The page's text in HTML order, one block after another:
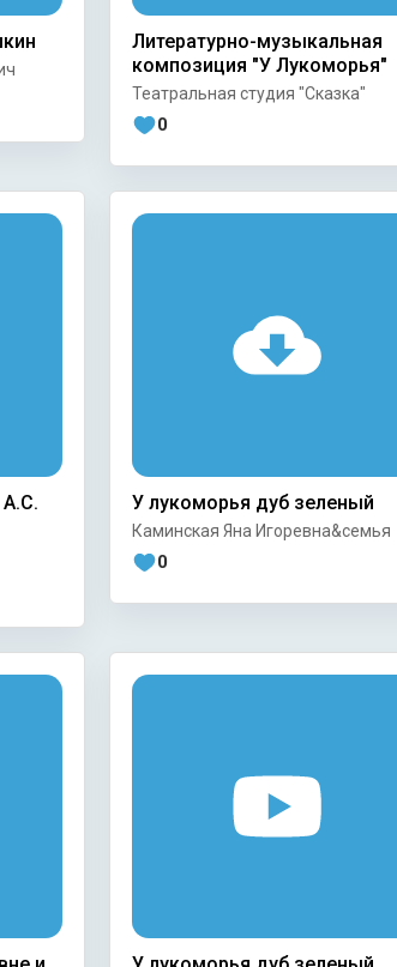
Литературно-музыкальная
композиция "У Лукоморья"
Театральная студия "Сказка"
0
А.С.
У лукоморья дуб зеленый
Каминская Яна Игоревна&семья
0